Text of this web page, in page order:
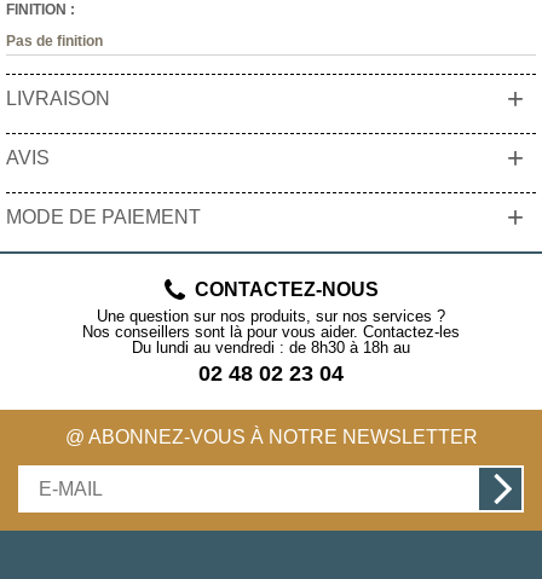
FINITION :
Pas de finition
LIVRAISON +
AVIS +
MODE DE PAIEMENT +
CONTACTEZ-NOUS
Une question sur nos produits, sur nos services ?
Nos conseillers sont là pour vous aider. Contactez-les
Du lundi au vendredi : de 8h30 à 18h au
02 48 02 23 04
@ ABONNEZ-VOUS À NOTRE NEWSLETTER